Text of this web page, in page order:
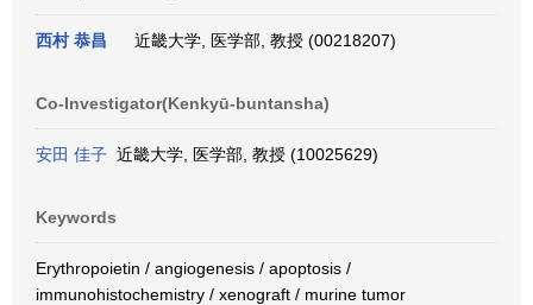
西村 恭昌 近畿大学, 医学部, 教授 (00218207)
Co-Investigator(Kenkyū-buntansha)
安田 佳子 近畿大学, 医学部, 教授 (10025629)
Keywords
Erythropoietin / angiogenesis / apoptosis /
immunohistochemistry / xenograft / murine tumor